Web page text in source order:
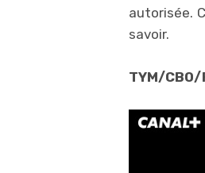
autorisée.
savoir.
TYM/CBO/